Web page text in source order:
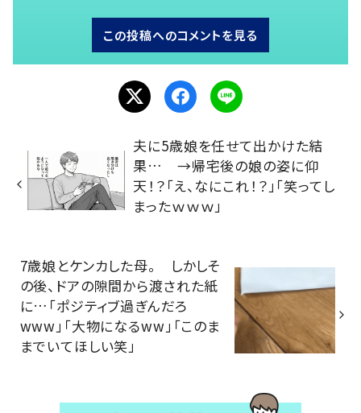
この投稿へのコメントを見る
夫に5歳娘を任せて出かけた結
果… →帰宅後の娘の姿に仰
天！？「え、なにこれ！？」「笑ってし
まったｗｗｗ」
7歳娘とケンカした母。 しかしそ
の後、ドアの隙間から渡された紙
に…「ポジティブ過ぎんだろ
www」「大物になるww」「このま
までいてほしい笑」